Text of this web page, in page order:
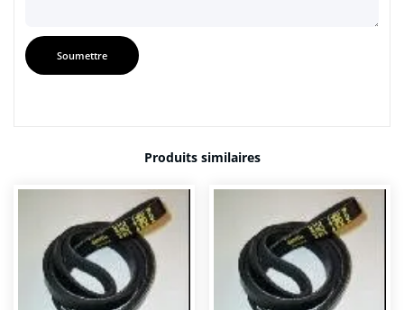
Produits similaires